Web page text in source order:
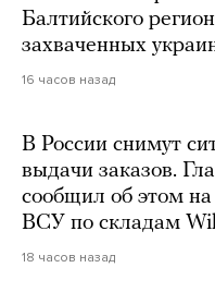
Балтийского
захваченных
16 часов назад
В России снимут
выдачи заказов.
сообщил об этом
ВСУ по складам
18 часов назад